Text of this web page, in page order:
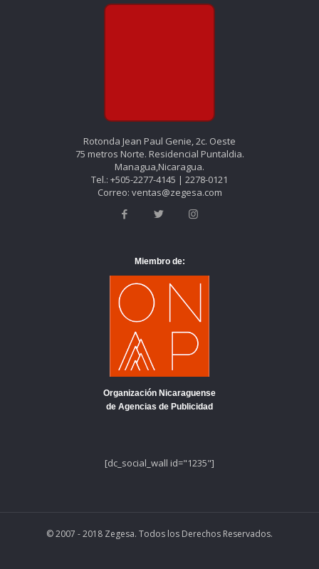
Rotonda Jean Paul Genie, 2c. Oeste
75 metros Norte. Residencial Puntaldia.
Managua,Nicaragua.
Tel.: +505-2277-4145 | 2278-0121
Correo: ventas@zegesa.com
Miembro de:
Organización Nicaraguense
de Agencias de Publicidad
[dc_social_wall id="1235"]
© 2007 - 2018 Zegesa. Todos los Derechos Reservados.